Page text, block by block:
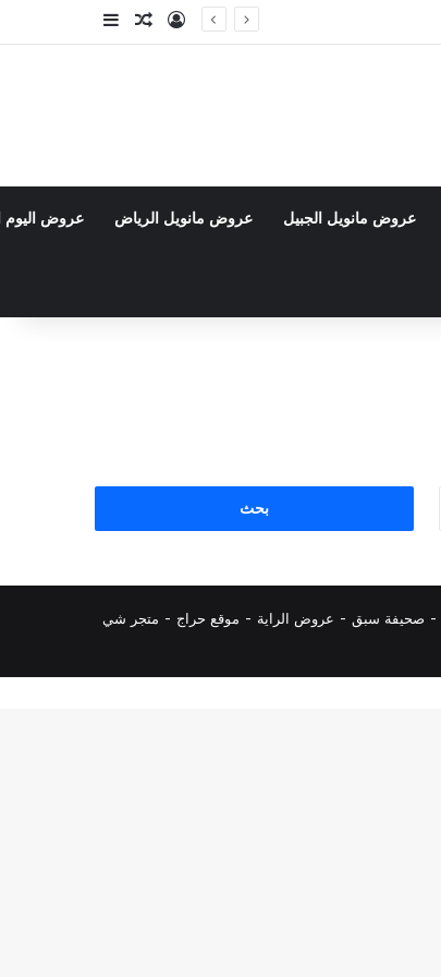
تسجيل الدخول
مقال عشوائي
إضافة عمود
عروض مانويل الجبيل عروض مانويل الرياض عروض اليوم
- صحيفة سبق - عروض الراية - موقع حراج - متجر شي